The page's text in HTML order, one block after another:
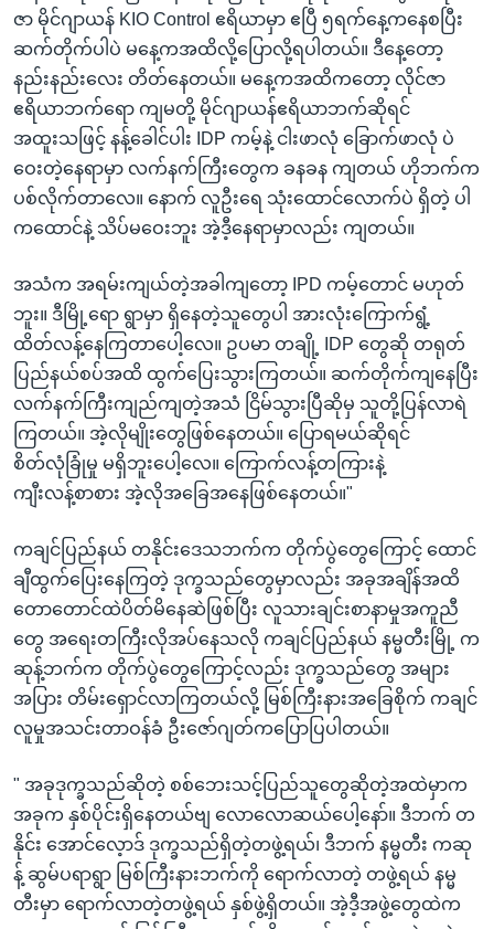
ဇာ မိုင်ဂျာယန် KIO Control ဧရိယာမှာ ဧပြီ ၅ရက်နေ့ကနေစပြီး
ဆက်တိုက်ပါပဲ မနေ့ကအထိလို့ပြောလို့ရပါတယ်။ ဒီနေ့တော့
နည်းနည်းလေး တိတ်နေတယ်။ မနေ့ကအထိကတော့ လိုင်ဇာ
ဧရိယာဘက်ရော ကျမတို့ မိုင်ဂျာယန်ဧရိယာဘက်ဆိုရင်
အထူးသဖြင့် နန့်ခေါင်ပါး IDP ကမ့်နဲ့ ငါးဖာလုံ ခြောက်ဖာလုံ ပဲ
ဝေးတဲ့နေရာမှာ လက်နက်ကြီးတွေက ခနခန ကျတယ် ဟိုဘက်က
ပစ်လိုက်တာလေ။ နောက် လူဦးရေ သုံးထောင်လောက်ပဲ ရှိတဲ့ ပါ
ကထောင်နဲ့ သိပ်မဝေးဘူး အဲ့ဒီ့နေရာမှာလည်း ကျတယ်။
အသံက အရမ်းကျယ်တဲ့အခါကျတော့ IPD ကမ့်တောင် မဟုတ်
ဘူး။ ဒီမြို့ရော ရွာမှာ ရှိနေတဲ့သူတွေပါ အားလုံးကြောက်ရွံ့
ထိတ်လန့်နေကြတာပေါ့လေ။ ဥပမာ တချို့ IDP တွေဆို တရုတ်
ပြည်နယ်စပ်အထိ ထွက်ပြေးသွားကြတယ်။ ဆက်တိုက်ကျနေပြီး
လက်နက်ကြီးကျည်ကျတဲ့အသံ ငြိမ်သွားပြီဆိုမှ သူတို့ပြန်လာရဲ
ကြတယ်။ အဲ့လိုမျိုးတွေဖြစ်နေတယ်။ ပြောရမယ်ဆိုရင်
စိတ်လုံခြုံမှု မရှိဘူးပေါ့လေ။ ကြောက်လန့်တကြားနဲ့
ကျီးလန့်စာစား အဲ့လိုအခြေအနေဖြစ်နေတယ်။"
ကချင်ပြည်နယ် တနိုင်းဒေသဘက်က တိုက်ပွဲတွေကြောင့် ထောင်
ချီထွက်ပြေးနေကြတဲ့ ဒုက္ခသည်တွေမှာလည်း အခုအချိန်အထိ
တောတောင်ထဲပိတ်မိနေဆဲဖြစ်ပြီး လူသားချင်းစာနာမှုအကူညီ
တွေ အရေးတကြီးလိုအပ်နေသလို ကချင်ပြည်နယ် နမ္မတီးမြို့ က
ဆုန့်ဘက်က တိုက်ပွဲတွေကြောင့်လည်း ဒုက္ခသည်တွေ အများ
အပြား တိမ်းရှောင်လာကြတယ်လို့ မြစ်ကြီးနားအခြေစိုက် ကချင်
လူမှုအသင်းတာဝန်ခံ ဦးဇော်ဂျတ်ကပြောပြပါတယ်။
" အခုဒုက္ခသည်ဆိုတဲ့ စစ်ဘေးသင့်ပြည်သူတွေဆိုတဲ့အထဲမှာက
အခုက နှစ်ပိုင်းရှိနေတယ်ဗျ လောလောဆယ်ပေါ့နော်။ ဒီဘက် တ
နိုင်း အောင်လေ့ာဒ် ဒုက္ခသည်ရှိတဲ့တဖွဲ့ရယ်၊ ဒီဘက် နမ္မတီး ကဆု
န့် ဆွမ်ပရာရွာ မြစ်ကြီးနားဘက်ကို ရောက်လာတဲ့ တဖွဲ့ရယ် နမ္မ
တီးမှာ ရောက်လာတဲ့တဖွဲ့ရယ် နှစ်ဖွဲ့ရှိတယ်။ အဲ့ဒီ့အဖွဲ့တွေထဲက